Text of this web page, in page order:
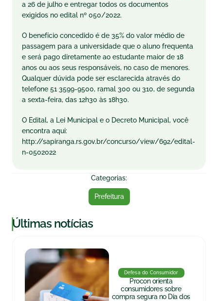
a 26 de julho e entregar todos os documentos
exigidos no edital nº 050/2022.
O benefício concedido é de 35% do valor médio de
passagem para a universidade que o aluno frequenta
e será pago diretamente ao estudante maior de 18
anos ou aos seus responsáveis, no caso de menores.
Qualquer dúvida pode ser esclarecida através do
telefone 51 3599-9500, ramal 300 ou 310, de segunda
a sexta-feira, das 12h30 às 18h30.
O Edital, a Lei Municipal e o Decreto Municipal, você
encontra aqui:
http://sapiranga.rs.gov.br/concurso/view/692/edital-
n-0502022
Categorias:
Prefeitura
|Últimas notícias
Defesa do Consumidor
Procon orienta
consumidores sobre
compra segura no Dia dos